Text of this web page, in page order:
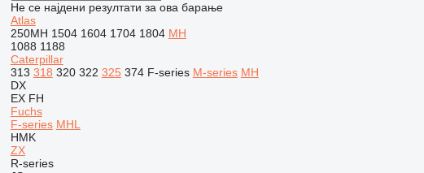
Не се најдени резултати за ова барање
Atlas
250MH 1504 1604 1704 1804 MH
1088 1188
Caterpillar
313 318 320 322 325 374 F-series M-series MH
DX
EX FH
Fuchs
F-series MHL
HMK
ZX
R-series